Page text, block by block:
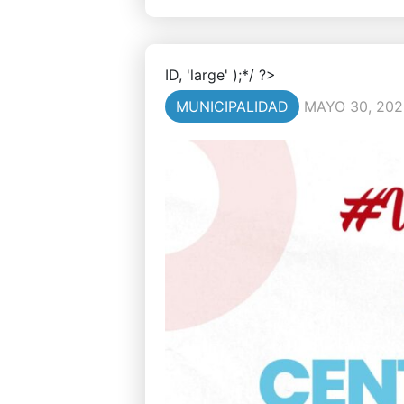
ID, 'large' );*/ ?>
MUNICIPALIDAD
MAYO 30,